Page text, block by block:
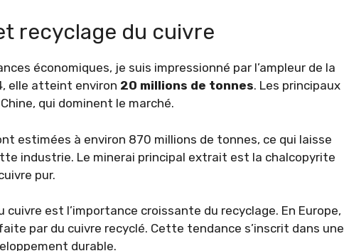
recyclage du cuivre
économiques, je suis impressionné par l’ampleur de la
elle atteint environ 20 millions de tonnes. Les principaux
qui dominent le marché.
estimées à environ 870 millions de tonnes, ce qui laisse
industrie. Le minerai principal extrait est la chalcopyrite
pur.
est l’importance croissante du recyclage. En Europe,
par du cuivre recyclé. Cette tendance s’inscrit dans une
durable.